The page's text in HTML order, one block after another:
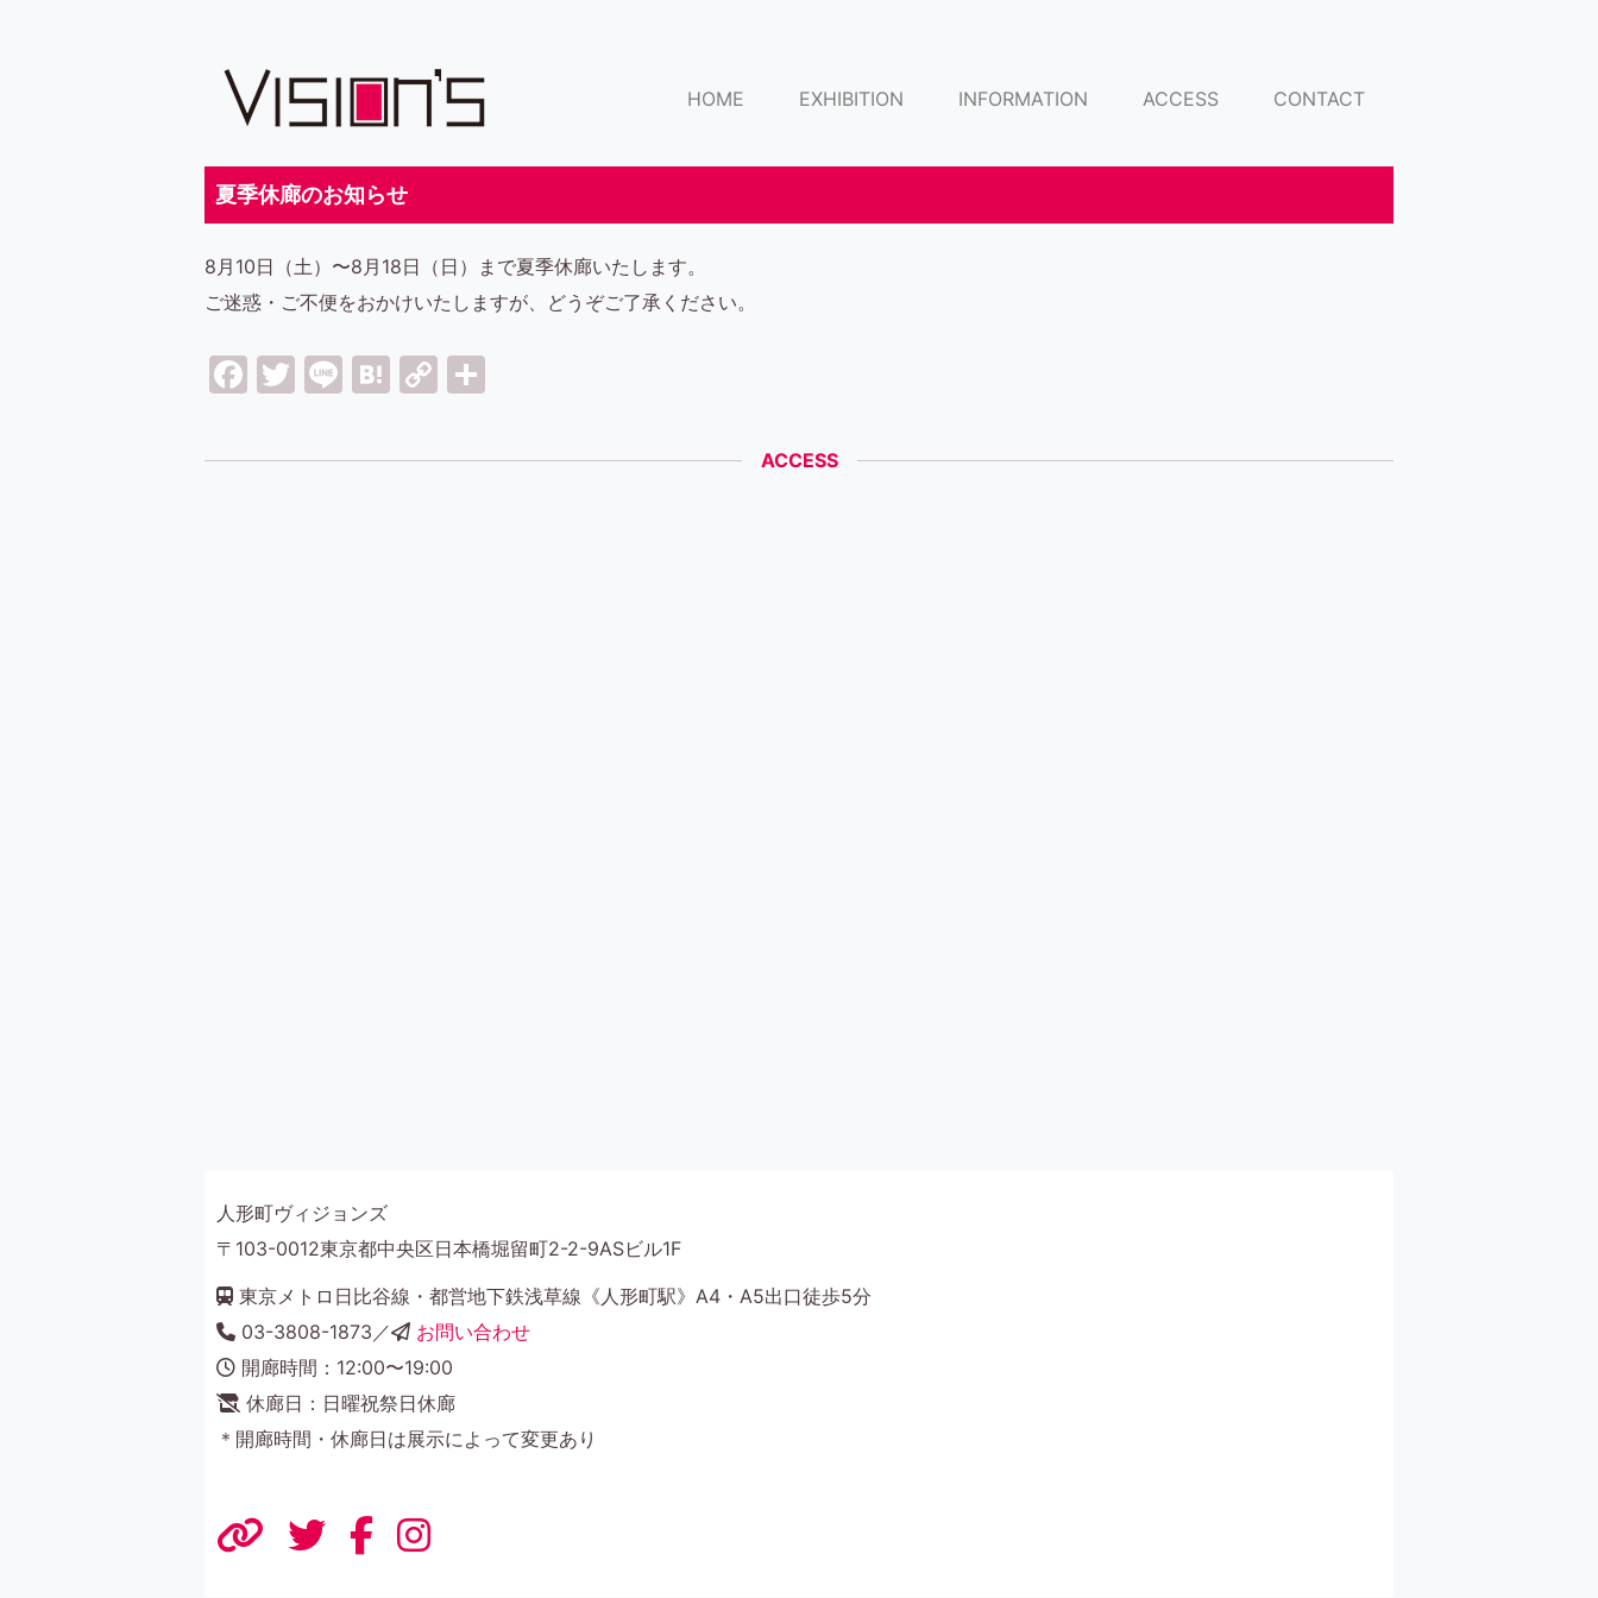
HOME EXHIBITION INFORMATION ACCESS CONTACT
夏季休廊のお知らせ
8月10日（土）〜8月18日（日）まで夏季休廊いたします。
ご迷惑・ご不便をおかけいたしますが、どうぞご了承ください。
Facebook
Twitter
LineHatena
Copy
ACCESS
人形町ヴィジョンズ
〒103-0012東京都中央区日本橋堀留町2-2-9ASビル1F
東京メトロ日比谷線・都営地下鉄浅草線《人形町駅》A4・A5出口徒歩5分
03-3808-1873／
お問い合わせ
開廊時間：12:00〜19:00
休廊日：日曜祝祭日休廊
＊開廊時間・休廊日は展示によって変更あり